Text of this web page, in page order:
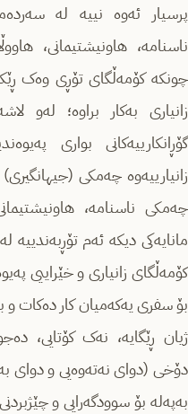
پرسیار ئەوە نییە لە
ناسنامە، هاونیشتیمانی،
چونكە کۆمەڵگای تۆڕی وەک
زانیاری بەكار براوە؛ لەو
گۆڕانکارییەكانی بواری
زانیارییەوە چەمكی
چەمكی ناسنامە،
مانایەكی دیكە ئەم
کۆمەڵگای زانیاری و خێراییی
بۆ سفری یەكەمیان كار دەكات و
ژیان ڕێگایە، نەک كۆتایی،
دۆخی (دوای نەتەوەیی و دوای
بەپەلە بۆ سوودگەرایی و